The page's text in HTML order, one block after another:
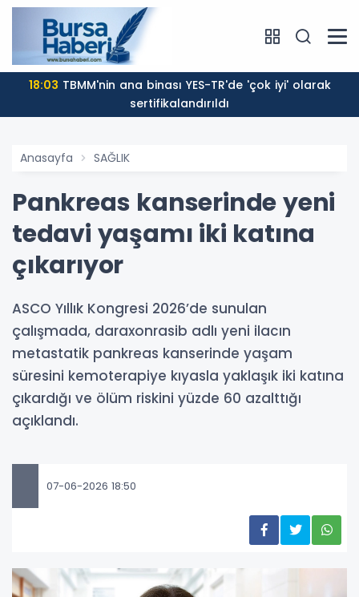
18:03
sertifikalandırıldı
Anasayfa SAĞLIK
Pankreas kanserinde yeni
tedavi yaşamı iki katına
çıkarıyor
ASCO Yıllık Kongresi 2026’de sunulan
çalışmada, daraxonrasib adlı yeni ilacın
metastatik pankreas kanserinde yaşam
süresini kemoterapiye kıyasla yaklaşık iki katına
çıkardığı ve ölüm riskini yüzde 60 azalttığı
açıklandı.
07-06-2026 18:50